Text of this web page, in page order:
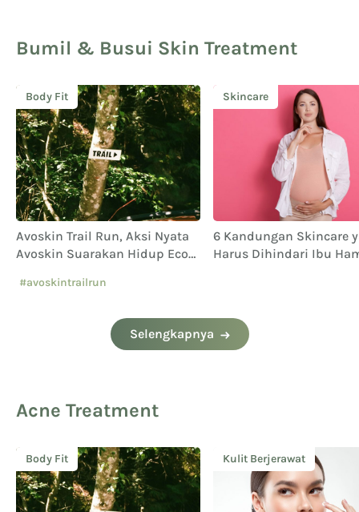
Bumil & Busui Skin Treatment
Body Fit
Avoskin Trail Run, Aksi Nyata
Avoskin Suarakan Hidup Eco
#avoskintrailrun
Skincare
6 Kandungan Skincare
Harus Dihindari Ibu
Selengkapnya
Acne Treatment
Body Fit Kulit Berjerawat